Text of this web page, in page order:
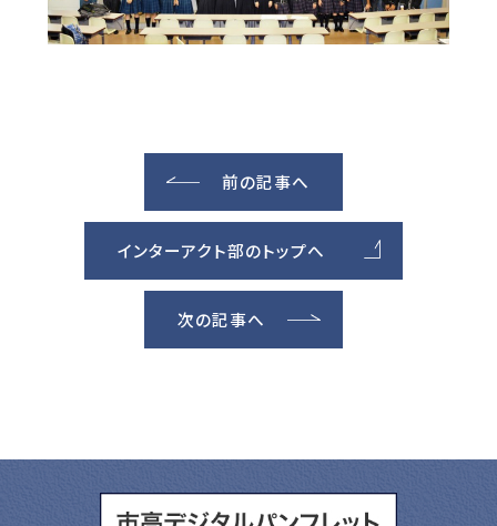
前の記事へ
インターアクト部のトップへ
次の記事へ